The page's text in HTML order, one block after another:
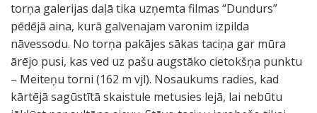
torņa galerijas daļā tika uzņemta filmas “Dundurs”
pēdējā aina, kurā galvenajam varonim izpilda
nāvessodu. No torņa pakājes sākas taciņa gar mūra
ārējo pusi, kas ved uz pašu augstāko cietokšņa punktu
– Meiteņu torni (162 m vjl). Nosaukums radies, kad
kārtējā sagūstītā skaistule metusies lejā, lai nebūtu